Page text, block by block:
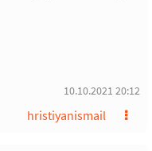
10.10.2021 20:12
hristiyanismail